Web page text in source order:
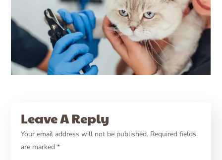
PETCARE ID CARE
Sebenarnya, Kucing Itu
Perlu Mandi Nggak Sih?
Leave A Reply
Your email address will not be published. Required fields
are marked*